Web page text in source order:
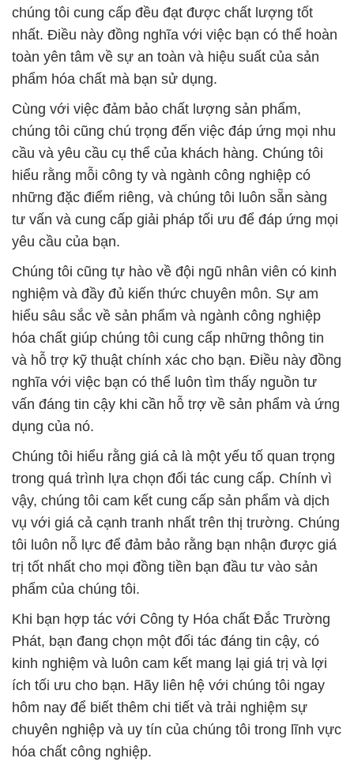
chúng tôi cung cấp đều đạt được chất lượng tốt
nhất. Điều này đồng nghĩa với việc bạn có thể hoàn
toàn yên tâm về sự an toàn và hiệu suất của sản
phẩm hóa chất mà bạn sử dụng.
Cùng với việc đảm bảo chất lượng sản phẩm,
chúng tôi cũng chú trọng đến việc đáp ứng mọi nhu
cầu và yêu cầu cụ thể của khách hàng. Chúng tôi
hiểu rằng mỗi công ty và ngành công nghiệp có
những đặc điểm riêng, và chúng tôi luôn sẵn sàng
tư vấn và cung cấp giải pháp tối ưu để đáp ứng mọi
yêu cầu của bạn.
Chúng tôi cũng tự hào về đội ngũ nhân viên có kinh
nghiệm và đầy đủ kiến thức chuyên môn. Sự am
hiểu sâu sắc về sản phẩm và ngành công nghiệp
hóa chất giúp chúng tôi cung cấp những thông tin
và hỗ trợ kỹ thuật chính xác cho bạn. Điều này đồng
nghĩa với việc bạn có thể luôn tìm thấy nguồn tư
vấn đáng tin cậy khi cần hỗ trợ về sản phẩm và ứng
dụng của nó.
Chúng tôi hiểu rằng giá cả là một yếu tố quan trọng
trong quá trình lựa chọn đối tác cung cấp. Chính vì
vậy, chúng tôi cam kết cung cấp sản phẩm và dịch
vụ với giá cả cạnh tranh nhất trên thị trường. Chúng
tôi luôn nỗ lực để đảm bảo rằng bạn nhận được giá
trị tốt nhất cho mọi đồng tiền bạn đầu tư vào sản
phẩm của chúng tôi.
Khi bạn hợp tác với Công ty Hóa chất Đắc Trường
Phát, bạn đang chọn một đối tác đáng tin cậy, có
kinh nghiệm và luôn cam kết mang lại giá trị và lợi
ích tối ưu cho bạn. Hãy liên hệ với chúng tôi ngay
hôm nay để biết thêm chi tiết và trải nghiệm sự
chuyên nghiệp và uy tín của chúng tôi trong lĩnh vực
hóa chất công nghiệp.